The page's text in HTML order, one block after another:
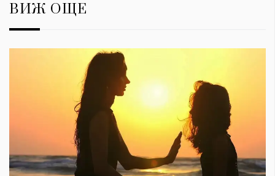
ВИЖ ОЩЕ